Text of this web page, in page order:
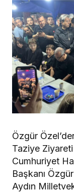
Özgür
Taziye Ziyareti
​Cumhuriyet
Başkanı
Aydın